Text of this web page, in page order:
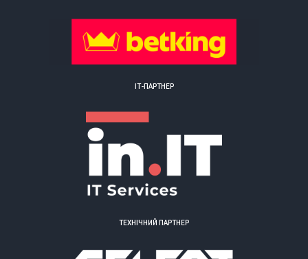
ІТ-ПАРТНЕР
ТЕХНІЧНИЙ ПАРТНЕР